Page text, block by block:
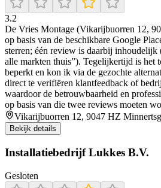
3.2
De Vries Montage (Vikarijbuorren 12,
op basis van de beschikbare Google
sterren; één review is daarbij
alle markten thuis”). Tegelijkertijd is het
beperkt en kon ik via de gezochte
direct te verifiëren klantfeedback of
waardoor de betrouwbaarheid en
op basis van die twee reviews moeten
Vikarijbuorren 12, 9047 HZ
Bekijk details
Installatiebedrijf Lukkes B.V.
Gesloten